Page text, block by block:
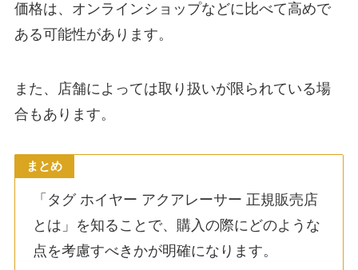
価格は、オンラインショップなどに比べて高めで
ある可能性があります。
また、店舗によっては取り扱いが限られている場
合もあります。
まとめ
「タグ ホイヤー アクアレーサー 正規販売店
とは」を知ることで、購入の際にどのような
点を考慮すべきかが明確になります。